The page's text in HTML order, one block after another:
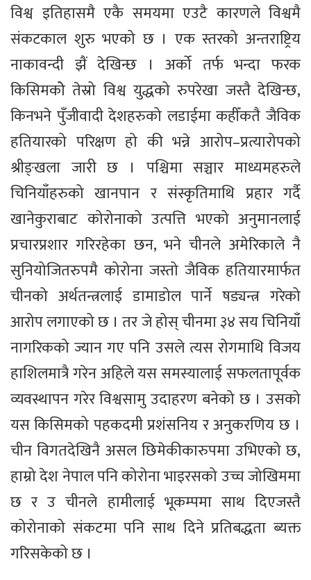
विश्व इतिहासमै एकै समयमा एउटै कारणले विश्वमै
संकटकाल शुरु भएको छ । एक स्तरको अन्तराष्ट्रिय
नाकावन्दी झैं देखिन्छ । अर्को तर्फ भन्दा फरक
किसिमकोे तेस्रो विश्व युद्धको रुपरेखा जस्तै देखिन्छ,
किनभने पुँजीवादी देशहरुको लडाईमा कहीँकतै जैविक
हतियारको परिक्षण हो की भन्ने आरोप–प्रत्यारोपको
श्रीङ्खला जारी छ । पश्चिमा सञ्चार माध्यमहरुले
चिनियाँहरुको खानपान र संस्कृतिमाथि प्रहार गर्दै
खानेकुराबाट कोरोनाको उत्पत्ति भएको अनुमानलाई
प्रचारप्रशार गरिरहेका छन, भने चीनले अमेरिकाले नै
सुनियोजितरुपमै कोरोना जस्तो जैविक हतियारमार्फत
चीनको अर्थतन्त्रलाई डामाडोल पार्ने षड्यन्त्र गरेको
आरोप लगाएको छ । तर जे होस् चीनमा ३४ सय चिनियाँ
नागरिकको ज्यान गए पनि उसले त्यस रोगमाथि विजय
हाशिलमात्रै गरेन अहिले यस समस्यालाई सफलतापूर्वक
व्यवस्थापन गरेर विश्वसामु उदाहरण बनेको छ । उसको
यस किसिमको पहकदमी प्रशंसनिय र अनुकरणिय छ ।
चीन विगतदेखिनै असल छिमेकीकारुपमा उभिएको छ,
हाम्रो देश नेपाल पनि कोरोना भाइरसको उच्च जोखिममा
छ र उ चीनले हामीलाई भूकम्पमा साथ दिएजस्तै
कोरोनाको संकटमा पनि साथ दिने प्रतिबद्धता ब्यक्त
गरिसकेको छ ।